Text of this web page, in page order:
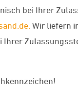
bei Ihrer
Wir liefern